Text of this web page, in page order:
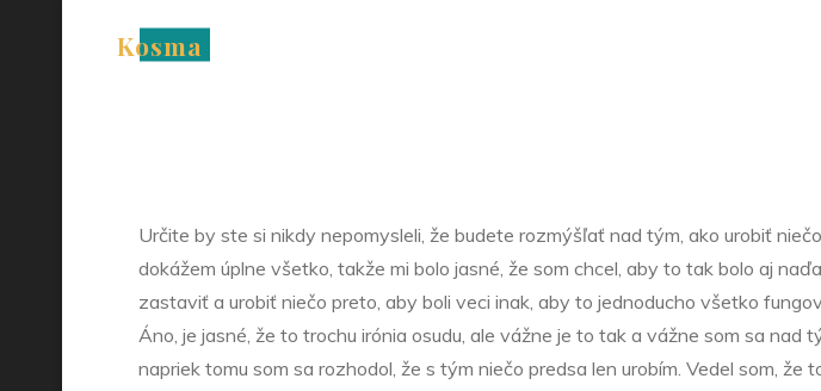
Kosma
Určite by ste si nikdy nepomysleli, že budete rozmýšľať nad tým, ako urobiť
dokážem úplne všetko, takže mi bolo jasné, že som chcel, aby to tak bolo aj
zastaviť a urobiť niečo preto, aby boli veci inak, aby to jednoducho všetko
Áno, je jasné, že to trochu irónia osudu, ale vážne je to tak a vážne som sa
napriek tomu som sa rozhodol, že s tým niečo predsa len urobím. Vedel som,